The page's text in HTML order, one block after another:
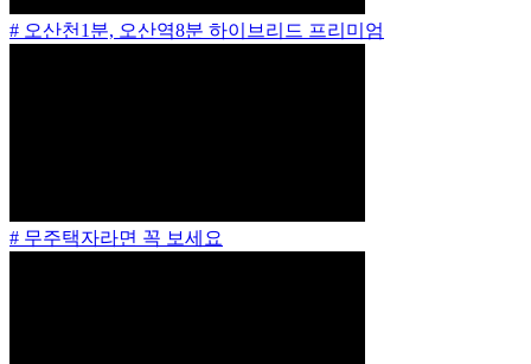
# 오산천1분, 오산역8분 하이브리드 프리미엄
# 무주택자라면 꼭 보세요